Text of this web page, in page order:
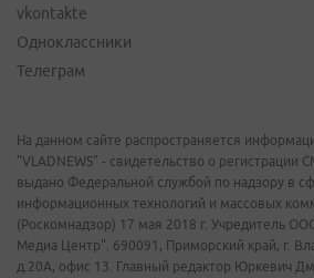
vkontakte
Одноклассники
Телеграм
На данном сайте распространяется
"VLADNEWS" - свидетельство о
выдано Федеральной службой по надзору в
информационных технологий и массовых
(Роскомнадзор) 17 мая 2018 г. Учредитель
Медиа Центр". 690091, Приморский край, г.
д.20А, офис 13. Главный редактор Юркевич